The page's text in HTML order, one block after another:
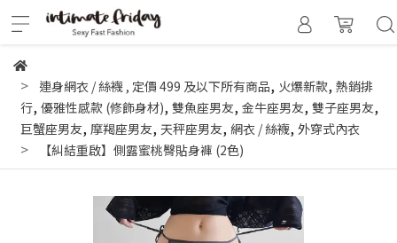
連身網衣 / 絲襪 , 定價 499 及以下所有商品, 火爆新款, 熱銷排
行, 優雅性感款 (修飾身材), 雙魚座男友, 金牛座男友, 雙子座男友,
巨蟹座男友, 摩羯座男友, 天秤座男友, 網衣 / 絲襪, 外穿式內衣
【糾結重啟】側露蜜桃臀貼身褲 (2色)